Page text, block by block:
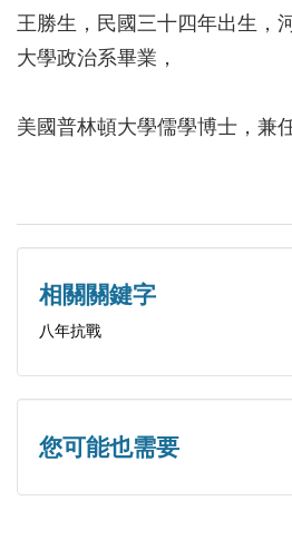
史上寫下光輝的一頁；二十四
之役」、「于家齊之役」，在
聲在天津經商支援敵後工作。
乘「天運輪」攜帶全家及姥姥
共存亡。
當年十月二十四日解放軍進攻
後援不濟，在為時三天的金門
父親一生的黃金歲月，參與了
侵略的聖戰，他的故事就是全
王勝生，民國三十四年出生，
大學政治系畢業，
美國普林頓大學儒學博士，兼
現任美國孔孟學會秘書長，海
王勝生為抗戰一代王凱聲之子
地；民國三十八年
隨父母親來台灣定居台中，在
進入軍事院校（國
相關關鍵字
八年抗戰
您可能也需要